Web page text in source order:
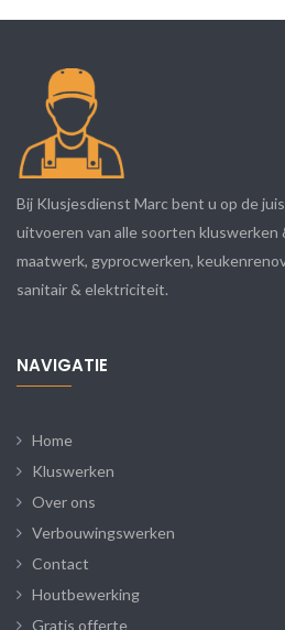
Bij Klusjesdienst Marc bent u op de
uitvoeren van alle soorten kluswerken
maatwerk, gyprocwerken,
sanitair & elektriciteit.
NAVIGATIE
Home
Kluswerken
Over ons
Verbouwingswerken
Contact
Houtbewerking
Gratis offerte